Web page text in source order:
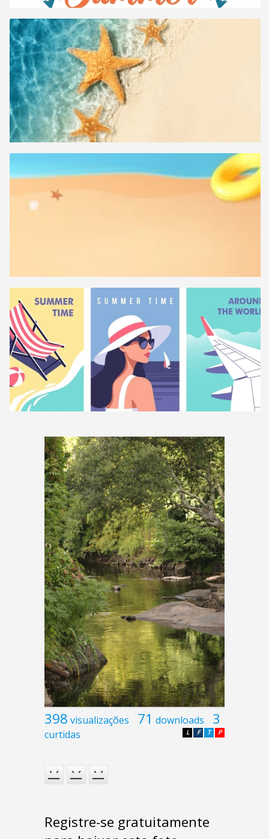
398 visualizações 71 downloads 3
curtidas P
T
F
L
Registre-se gratuitamente